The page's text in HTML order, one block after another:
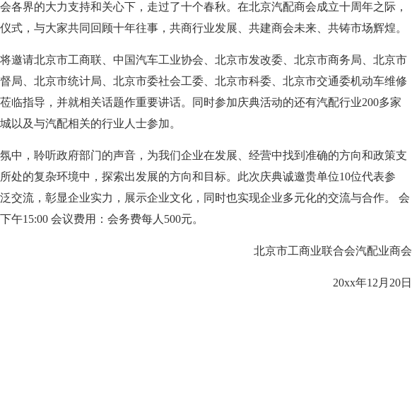
各界的大力支持和关心下，走过了十个春秋。在北京汽配商会成立十周年之际，
式，与大家共同回顾十年往事，共商行业发展、共建商会未来、共铸市场辉煌。
邀请北京市工商联、中国汽车工业协会、北京市发改委、北京市商务局、北京市
局、北京市统计局、北京市委社会工委、北京市科委、北京市交通委机动车维修
临指导，并就相关话题作重要讲话。同时参加庆典活动的还有汽配行业200多家
以及与汽配相关的行业人士参加。
中，聆听政府部门的声音，为我们企业在发展、经营中找到准确的方向和政策支
处的复杂环境中，探索出发展的方向和目标。此次庆典诚邀贵单位10位代表参
交流，彰显企业实力，展示企业文化，同时也实现企业多元化的交流与合作。 会
午15:00 会议费用：会务费每人500元。
北京市工商业联合会汽配业商会
20xx年12月20日